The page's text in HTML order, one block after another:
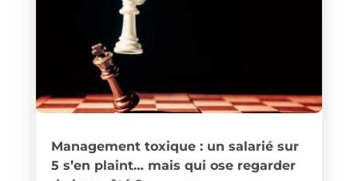
Management toxique : un salarié sur
5 s’en plaint… mais qui ose regarder